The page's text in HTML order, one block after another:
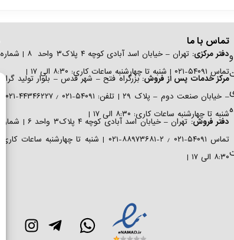
و
تماس با ما
دفتر مرکزی:
تهران – خیابان اسد آبادی کوچه ۴ پلاک۳ واحد ۸ | شماره
تماس ۵۴۰۹۱-۰۲۱ | شنبه تا چهارشنبه ساعات کاری: ۸:۳۰ الی ۱۷ |
مرکز خدمات پس از فروش:بزرگراه فتح – شهر قدس – بلوار تولید گران
شنبه تا چهارشنبه ساعات کاری: ۸:۳۰ الی ۱۷ |
دفتر فروش:
تهران – خیابان اسد آبادی کوچه ۴ پلاک۳ واحد ۶ | شماره
تماس ۵۴۰۹۱-۰۲۱ ٫ ۲-۸۸۹۷۳۶۸۱-۰۲۱ | شنبه تا چهارشنبه ساعات کاری:
۸:۳۰ الی ۱۷ |